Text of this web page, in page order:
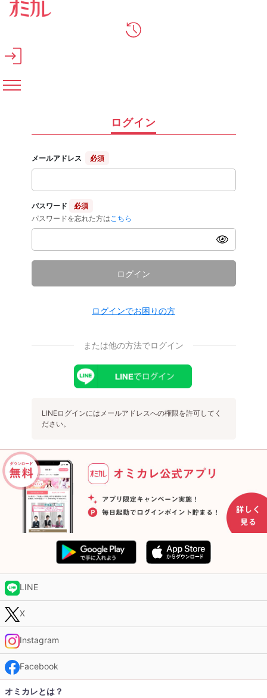
メインコンテンツへスキップ
ログイン
メールアドレス 必須
パスワード
必須
パスワードを忘れた方は こちら
ログイン
ログインでお困りの方
または他の方法でログイン
LINEログインにはメールアドレスへの権限を許可してく
ださい。
LINE
X
Instagram
Facebook
オミカレとは？